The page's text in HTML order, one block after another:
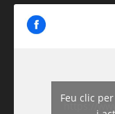
https://
Feu clic